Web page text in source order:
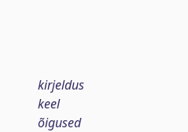
kirjeldus
keel
õigused